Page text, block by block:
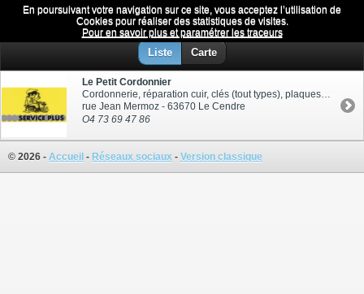
En poursuivant votre navigation sur ce site, vous acceptez l’utilisation de
Cookies pour réaliser des statistiques de visites.
Pour en savoir plus et paramétrer les traceurs
Cordonnerie Menu
Liste Carte
Le Petit Cordonnier
Cordonnerie, réparation cuir, clés (tout types), plaques gravées, plaques d’immatriculation, faire-parts, cartes de visites…
rue Jean Mermoz - 63670 Le Cendre
O4 73 69 47 86
© 2026 - Accueil - Réseaux sociaux - Version classique